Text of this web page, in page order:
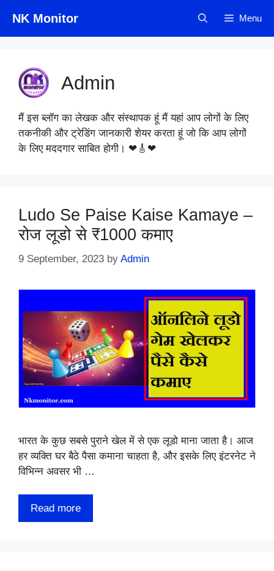
content
NK Monitor Menu
Admin
मैं इस ब्लॉग का लेखक और संस्थापक हूं मैं यहां आप लोगों के लिए
तकनीकी और ट्रेडिंग जानकारी शेयर करता हूं जो कि आप लोगों
के लिए मददगार साबित होगी। ❤🎸❤
Ludo Se Paise Kaise Kamaye –
रोज लूडो से ₹1000 कमाए
9 September, 2023 by Admin
भारत के कुछ सबसे पुराने खेल में से एक लूडो माना जाता है। आज
हर व्यक्ति घर बैठे पैसा कमाना चाहता है, और इसके लिए इंटरनेट ने
विभिन्न अवसर भी …
Read more